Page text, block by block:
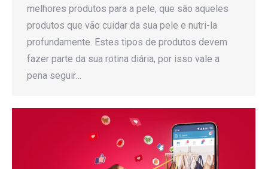
melhores produtos para a pele, que são aqueles
produtos que vão cuidar da sua pele e nutri-la
profundamente. Estes tipos de produtos devem
fazer parte da sua rotina diária, por isso vale a
pena seguir…